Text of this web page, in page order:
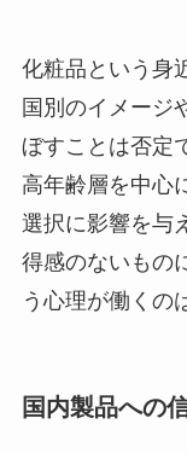
化粧品という身
国別のイメージ
ぼすことは否定
高年齢層を中心
選択に影響を与
得感のないもの
う心理が働くの
国内製品への